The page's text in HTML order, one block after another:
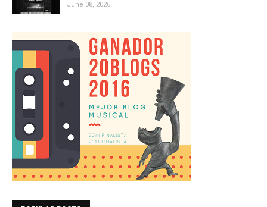
June 08, 2026